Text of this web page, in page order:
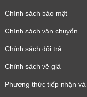
Chính sách bảo mật
Chính sách vận chuyển
Chính sách đổi trả
Chính sách về giá
Phương thức tiếp nhận